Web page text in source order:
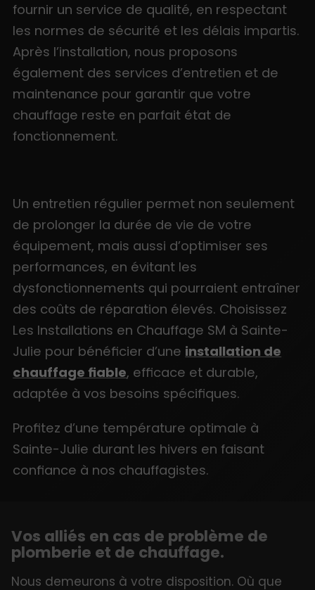
fournir un service de qualité, en respectant
les normes de sécurité et les délais impartis.
Après l’installation, nous proposons
également des services d’entretien et de
maintenance pour garantir que votre
chauffage reste en parfait état de
fonctionnement.
Un entretien régulier permet non seulement
de prolonger la durée de vie de votre
équipement, mais aussi d’optimiser ses
performances, en évitant les
dysfonctionnements qui pourraient entraîner
des coûts de réparation élevés. Choisissez
Les Installations en Chauffage SM à Sainte-
Julie pour bénéficier d’une installation de
chauffage fiable, efficace et durable,
adaptée à vos besoins spécifiques.
Profitez d’une température optimale à
Sainte-Julie durant les hivers en faisant
confiance à nos chauffagistes.
Vos alliés en cas de problème de
plomberie et de chauffage.
Nous demeurons à votre disposition. Où que